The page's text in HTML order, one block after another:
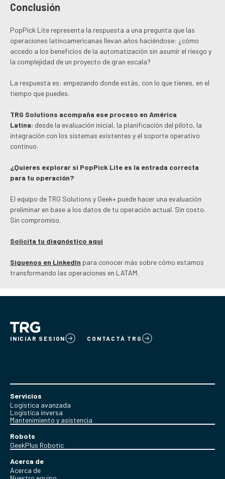
Conclusión
PopPick Lite representa la respuesta a una pregunta que las
operaciones latinoamericanas llevan años haciéndose: ¿cómo
accedo a los beneficios de la automatización sin asumir el riesgo y
la complejidad de un proyecto de gran escala?
La respuesta es: empezando donde estás, con lo que tienes, en el
tiempo que puedes.
TRG Solutions acompaña ese proceso en América
Latina: desde la evaluación inicial, la planificación del piloto, la
integración con los sistemas existentes y el soporte operativo
continuo.
¿Quieres explorar si PopPick Lite es la entrada correcta
para tu operación?
El equipo de TRG Solutions y Geek+ puede hacer una evaluación
preliminar en base a los datos de tu operación actual. Sin costo.
Sin compromiso.
Solicita tu diagnóstico aquí
Siguenos en LinkedIn para conocer más sobre cómo estamos
transformando las operaciones en LATAM.
INICIAR SESION CONTACTÁ TRG
Servicios
Logística avanzada
Logística inversa
Mantenimiento y asistencia
Robots
GeekPlus Robotic
Acerca de
Acerca de